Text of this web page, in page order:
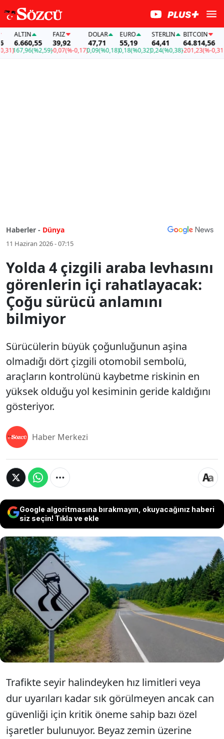
ALTIN
6.660,55
167,96(%2,59)
FAİZ
39,92
-0,07(%-0,17)
DOLAR
47,71
0,09(%0,18)
EURO
55,19
0,18(%0,32)
STERLIN
64,41
0,24(%0,38)
BITCOIN
64.814,56
-201,23(%-0,31)
Haberler - Dünya
11 Haziran 2026 - 07:15
Yolda 4 çizgili araba levhasını
görenlerin içi rahatlayacak:
Çoğu sürücü anlamını
bilmiyor
Sürücülerin büyük çoğunluğunun aşina
olmadığı dört çizgili otomobil sembolü,
araçların kontrolünü kaybetme riskinin en
yüksek olduğu yol kesiminin geride kaldığını
gösteriyor.
Haber Merkezi
Google algoritmasına bırakmayın, okuyacağınız haberi
siz seçin! Tıkla ve ekle
Sürücülerin büyük çoğunluğunun aşina
olmadığı dört çizgili otomobil sembolü,
araçların kontrolünü kaybetme riskinin en
yüksek olduğu yol kesiminin geride kaldığını
gösteriyor.
Trafikte seyir halindeyken hız limitleri veya
dur uyarıları kadar sık görülmeyen ancak can
güvenliği için kritik öneme sahip bazı özel
işaretler bulunuyor. Beyaz zemin üzerine